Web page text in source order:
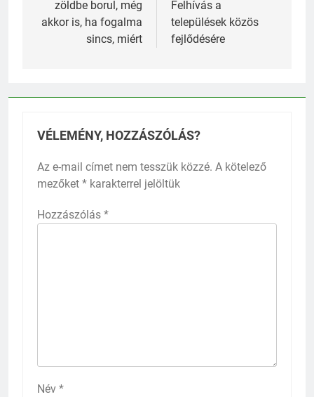
zöldbe borul, még
akkor is, ha fogalma
sincs, miért
Felhívás a
települések közös
fejlődésére
VÉLEMÉNY, HOZZÁSZÓLÁS?
Az e-mail címet nem tesszük közzé. A kötelező
mezőket * karakterrel jelöltük
Hozzászólás *
Név *